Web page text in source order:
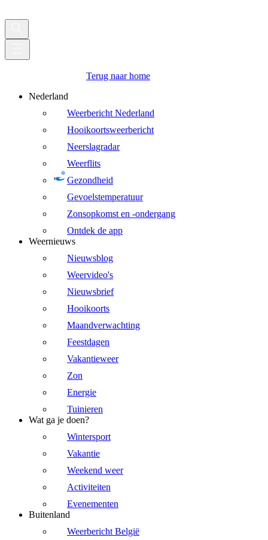
Terug naar home
Nederland
Weerbericht Nederland
Hooikoortsweerbericht
Neerslagradar
Weerflits
Gezondheid
Gevoelstemperatuur
Zonsopkomst en -ondergang
Ontdek de app
Weernieuws
Nieuwsblog
Weervideo's
Nieuwsbrief
Hooikoorts
Maandverwachting
Feestdagen
Vakantieweer
Zon
Energie
Tuinieren
Wat ga je doen?
Wintersport
Vakantie
Weekend weer
Activiteiten
Evenementen
Buitenland
Weerbericht België